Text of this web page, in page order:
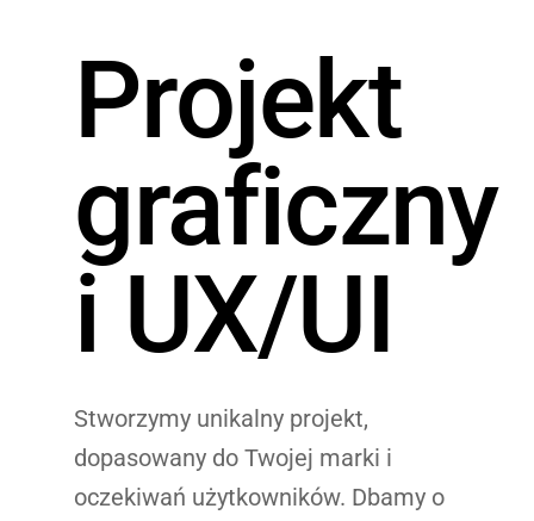
Projekt
graficzny
i UX/UI
Stworzymy unikalny projekt,
dopasowany do Twojej marki i
oczekiwań użytkowników. Dbamy o